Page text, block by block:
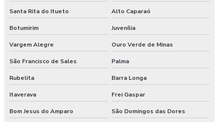
Santa Rita do Itueto Alto Caparaó
Botumirim Juvenília
Vargem Alegre Ouro Verde de Minas
São Francisco de Sales Palma
Rubelita Barra Longa
Itaverava Frei Gaspar
Bom Jesus do Amparo São Domingos das Dores